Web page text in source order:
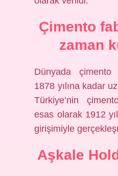
Çimento
zaman
Dünyada çimento
1878 yılına kadar
Türkiye’nin
esas olarak 1912
girişimiyle
Aşkale